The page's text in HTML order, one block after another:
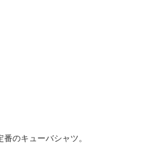
のキューバシャツ。